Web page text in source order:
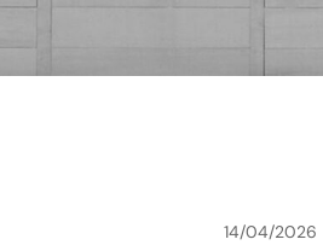
14/04/2026